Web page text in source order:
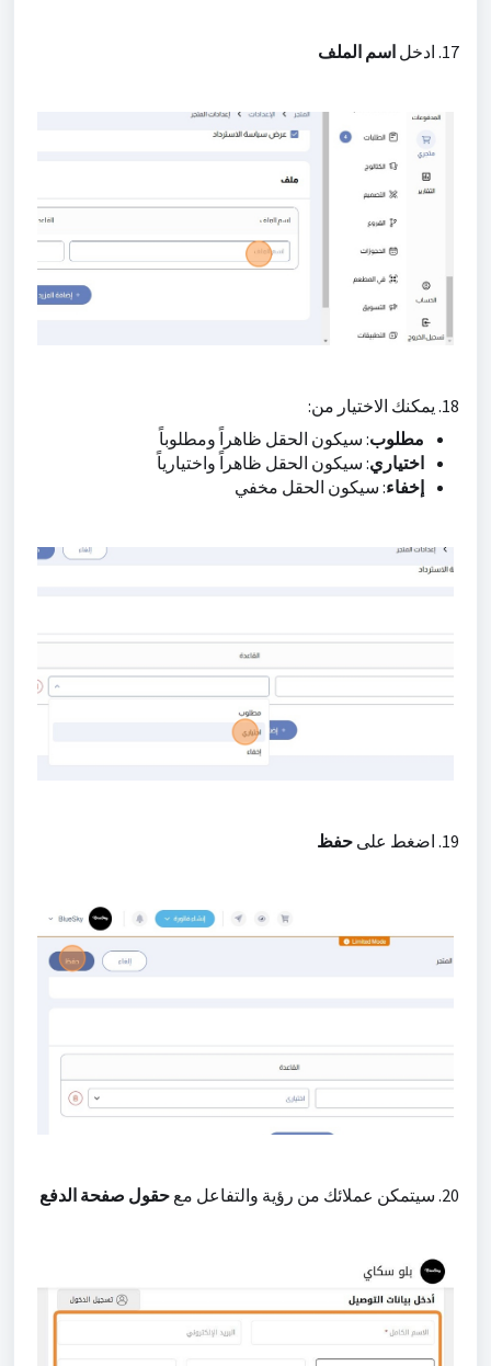
17. ادخل اسم الملف
18. يمكنك الاختيار من:
مطلوب: سيكون الحقل ظاهراً ومطلوباً
اختياري: سيكون الحقل ظاهراً واختيارياً
إخفاء: سيكون الحقل مخفي
19. اضغط على حفظ
20. سيتمكن عملائك من رؤية والتفاعل مع حقول صفحة الدفع